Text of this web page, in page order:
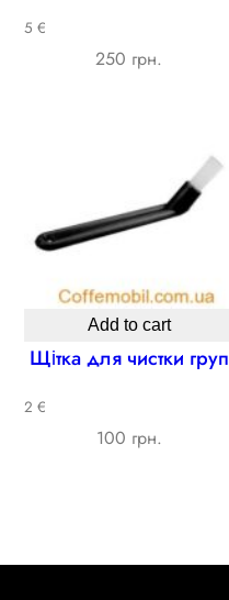
5 €
250 грн.
Add to cart
Щітка для чистки груп
2 €
100 грн.